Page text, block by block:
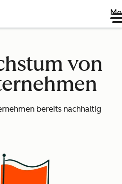
von
bereits nachhaltig